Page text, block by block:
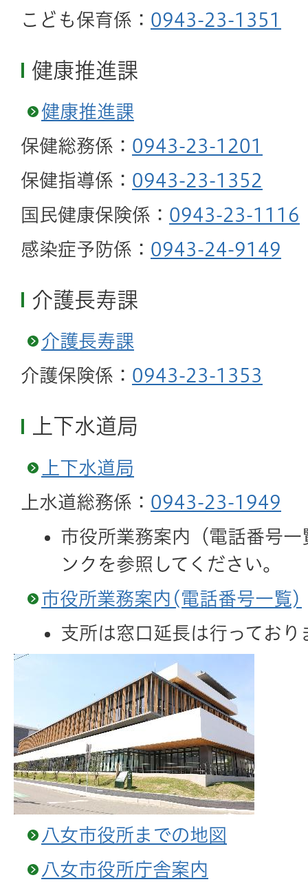
こども保育係： 0943-23-1351
健康推進課
健康推進課
保健総務係： 0943-23-1201
保健指導係： 0943-23-1352
国民健康保険係： 0943-23-1116
感染症予防係： 0943-24-9149
介護長寿課
介護長寿課
介護保険係： 0943-23-1353
上下水道局
上下水道局
上水道総務係： 0943-23-1949
市役所業務案内（電話番号
ンクを参照してください。
市役所業務案内(電話番号一覧)
支所は窓口延長は行っており
八女市役所までの地図
八女市役所庁舎案内